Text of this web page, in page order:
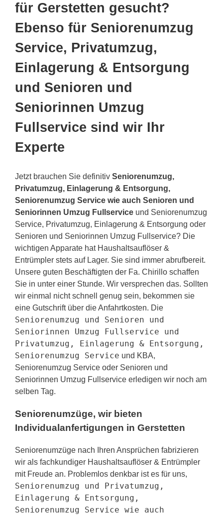
für Gerstetten gesucht?
Ebenso für Seniorenumzug
Service, Privatumzug,
Einlagerung & Entsorgung
und Senioren und
Seniorinnen Umzug
Fullservice sind wir Ihr
Experte
Jetzt brauchen Sie definitiv Seniorenumzug,
Privatumzug, Einlagerung & Entsorgung,
Seniorenumzug Service wie auch Senioren und
Seniorinnen Umzug Fullservice und Seniorenumzug
Service, Privatumzug, Einlagerung & Entsorgung oder
Senioren und Seniorinnen Umzug Fullservice? Die
wichtigen Apparate hat Haushaltsauflöser &
Entrümpler stets auf Lager. Sie sind immer abrufbereit.
Unsere guten Beschäftigten der Fa. Chirillo schaffen
Sie in unter einer Stunde. Wir versprechen das. Sollten
wir einmal nicht schnell genug sein, bekommen sie
eine Gutschrift über die Anfahrtkosten. Die
Seniorenumzug und Senioren und
Seniorinnen Umzug Fullservice und
Privatumzug, Einlagerung & Entsorgung,
Seniorenumzug Service und KBA,
Seniorenumzug Service oder Senioren und
Seniorinnen Umzug Fullservice erledigen wir noch am
selben Tag.
Seniorenumzüge, wir bieten
Individualanfertigungen in Gerstetten
Seniorenumzüge nach Ihren Ansprüchen fabrizieren
wir als fachkundiger Haushaltsauflöser & Entrümpler
mit Freude an. Problemlos denkbar ist es für uns,
Seniorenumzug und Privatumzug,
Einlagerung & Entsorgung,
Seniorenumzug Service wie auch